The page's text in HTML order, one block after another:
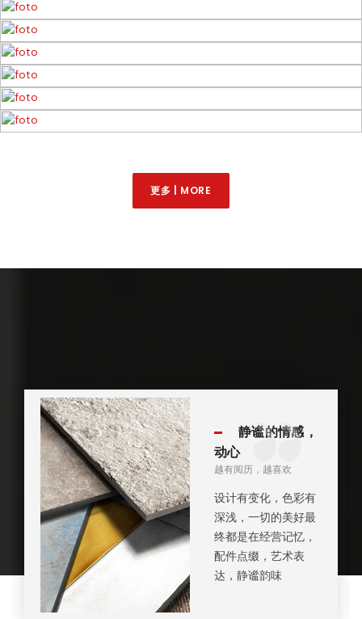
更多 | MORE
静谧的情感，
动心
越有阅历，越喜欢
设计有变化，色彩有
深浅，一切的美好最
终都是在经营记忆，
配件点缀，艺术表
达，静谧韵味